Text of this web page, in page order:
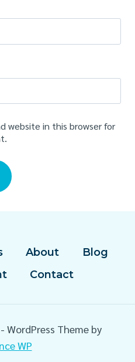
website in this browser for
About
Blog
Contact
Theme by
WP